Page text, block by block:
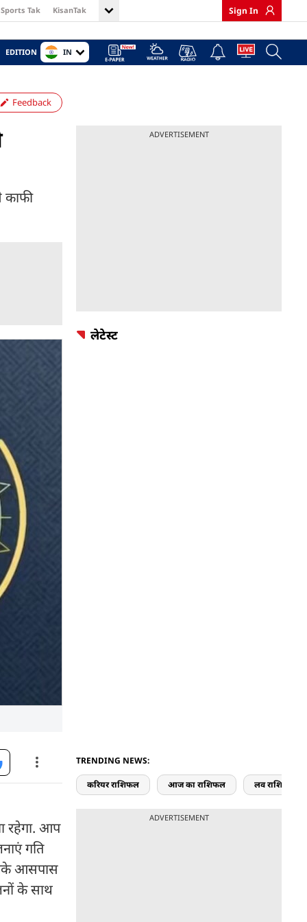
Sports Tak KisanTak Sign In
EDITION IN
Feedback
काफी
रहेगा. आप
गति
आसपास
के साथ
ADVERTISEMENT
लेटेस्ट
TRENDING NEWS:
करियर राशिफल आज का राशिफल लव राशिफल
ADVERTISEMENT